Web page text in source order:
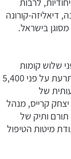
דיאליזה-קורונה
מסוגן בישראל.
שלוש קומות
בחניון התת-קרקעי של בית החולים, ומשתרעת על פני 5,400
של
קרייס, מנהל
ותיק של
מיטות הטיפול